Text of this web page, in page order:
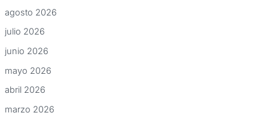
agosto 2026
julio 2026
junio 2026
mayo 2026
abril 2026
marzo 2026